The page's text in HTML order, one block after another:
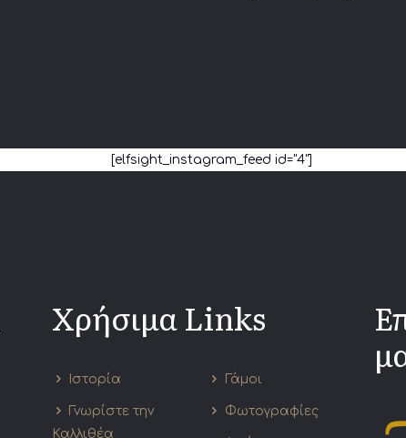
[elfsight_instagram_feed id="4"]
Χρήσιμα Links
Ιστορία
Γνωρίστε την
Καλλιθέα
Γάμοι
Φωτογραφίες